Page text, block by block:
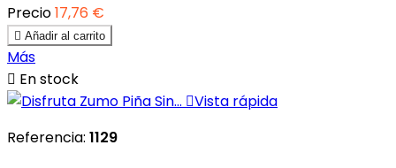
Precio17,76 €
 Añadir al carrito
Más
 En stock
Vista rápida
Referencia: 1129